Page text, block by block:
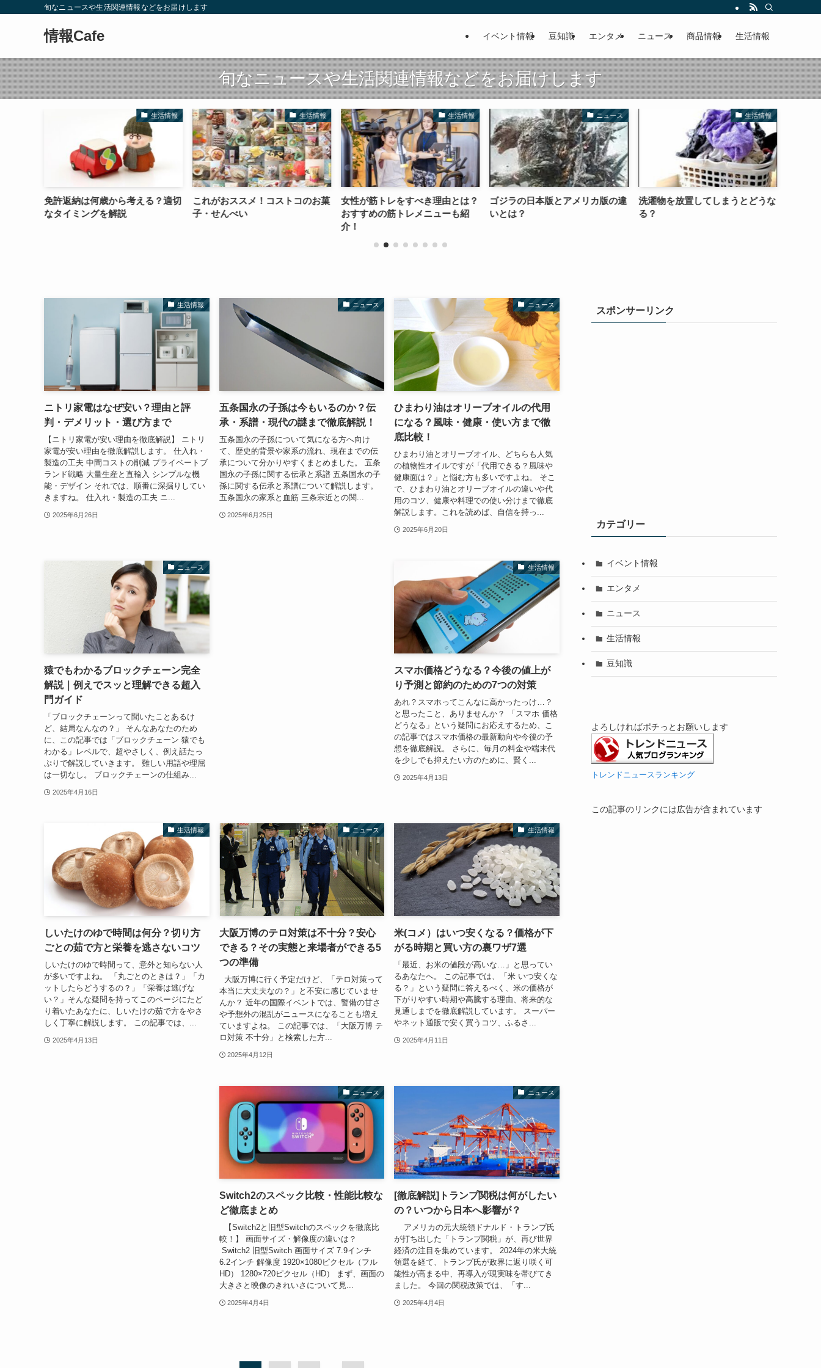
旬なニュースや生活関連情報などをお届けします
情報Cafe イベント情報 豆知識 エンタメ ニュース 商品情報 生活情報
旬なニュースや生活関連情報などをお届けします
生活情報
免許返納は何歳から考える？適切
なタイミングを解説
生活情報
これがおススメ！コストコのお菓
子・せんべい
生活情報
女性が筋トレをすべき理由とは？
おすすめの筋トレメニューも紹
介！
ニュース
ゴジラの日本版とアメリカ版の違
いとは？
生活情報
洗濯物を放置してしまうとどうな
る？
生活情報
ニトリ家電はなぜ安い？理由と評
判・デメリット・選び方まで
【ニトリ家電が安い理由を徹底解説】 ニトリ
家電が安い理由を徹底解説します。 仕入れ・
製造の工夫 中間コストの削減 プライベートブ
ランド戦略 大量生産と直輸入 シンプルな機
能・デザイン それでは、順番に深掘りしてい
きますね。 仕入れ・製造の工夫 ニ...
2025年6月26日
ニュース
五条国永の子孫は今もいるのか？伝
承・系譜・現代の謎まで徹底解説！
五条国永の子孫について気になる方へ向け
て、歴史的背景や家系の流れ、現在までの伝
承について分かりやすくまとめました。 五条
国永の子孫に関する伝承と系譜 五条国永の子
孫に関する伝承と系譜について解説します。
五条国永の家系と血筋 三条宗近との関...
2025年6月25日
ニュース
ひまわり油はオリーブオイルの代用
になる？風味・健康・使い方まで徹
底比較！
ひまわり油とオリーブオイル、どちらも人気
の植物性オイルですが「代用できる？風味や
健康面は？」と悩む方も多いですよね。 そこ
で、ひまわり油とオリーブオイルの違いや代
用のコツ、健康や料理での使い分けまで徹底
解説します。これを読めば、自信を持っ...
2025年6月20日
ニュース
猿でもわかるブロックチェーン完全
解説｜例えでスッと理解できる超入
門ガイド
「ブロックチェーンって聞いたことあるけ
ど、結局なんなの？」 そんなあなたのため
に、この記事では「ブロックチェーン 猿でも
わかる」レベルで、超やさしく、例え話たっ
ぷりで解説していきます。 難しい用語や理屈
は一切なし。 ブロックチェーンの仕組み...
2025年4月16日
生活情報
スマホ価格どうなる？今後の値上が
り予測と節約のための7つの対策
あれ？スマホってこんなに高かったっけ…？
と思ったこと、ありませんか？ 「スマホ 価格
どうなる」という疑問にお応えするため、こ
の記事ではスマホ価格の最新動向や今後の予
想を徹底解説。 さらに、毎月の料金や端末代
を少しでも抑えたい方のために、賢く...
2025年4月13日
生活情報
しいたけのゆで時間は何分？切り方
ごとの茹で方と栄養を逃さないコツ
しいたけのゆで時間って、意外と知らない人
が多いですよね。 「丸ごとのときは？」「カ
ットしたらどうするの？」「栄養は逃げな
い？」そんな疑問を持ってこのページにたど
り着いたあなたに、しいたけの茹で方をやさ
しく丁寧に解説します。 この記事では、...
2025年4月13日
ニュース
大阪万博のテロ対策は不十分？安心
できる？その実態と来場者ができる5
つの準備
大阪万博に行く予定だけど、「テロ対策って
本当に大丈夫なの？」と不安に感じていませ
んか？ 近年の国際イベントでは、警備の甘さ
や予想外の混乱がニュースになることも増え
ていますよね。 この記事では、「大阪万博 テ
ロ対策 不十分」と検索した方...
2025年4月12日
生活情報
米(コメ）はいつ安くなる？価格が下
がる時期と買い方の裏ワザ7選
「最近、お米の値段が高いな…」と思ってい
るあなたへ。 この記事では、「米 いつ安くな
る？」という疑問に答えるべく、米の価格が
下がりやすい時期や高騰する理由、将来的な
見通しまでを徹底解説しています。 スーパー
やネット通販で安く買うコツ、ふるさ...
2025年4月11日
ニュース
Switch2のスペック比較・性能比較な
ど徹底まとめ
【Switch2と旧型Switchのスペックを徹底比
較！】 画面サイズ・解像度の違いは？
Switch2 旧型Switch 画面サイズ 7.9インチ
6.2インチ 解像度 1920×1080ピクセル（フル
HD） 1280×720ピクセル（HD） まず、画面の
大きさと映像のきれいさについて見...
2025年4月4日
ニュース
[徹底解説]トランプ関税は何がしたい
の？いつから日本へ影響が？
アメリカの元大統領ドナルド・トランプ氏
が打ち出した「トランプ関税」が、再び世界
経済の注目を集めています。 2024年の米大統
領選を経て、トランプ氏が政界に返り咲く可
能性が高まる中、再導入が現実味を帯びてき
ました。 今回の関税政策では、「す...
2025年4月4日
スポンサーリンク
カテゴリー
イベント情報
エンタメ
ニュース
生活情報
豆知識
よろしければポチっとお願いします
トレンドニュースランキング
この記事のリンクには広告が含まれています